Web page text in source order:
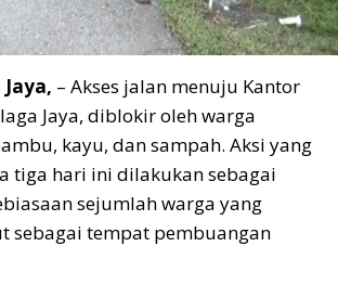
– Akses jalan menuju Kantor
Jaya, diblokir oleh warga
kayu, dan sampah. Aksi yang
tiga hari ini dilakukan sebagai
sejumlah warga yang
sebagai tempat pembuangan